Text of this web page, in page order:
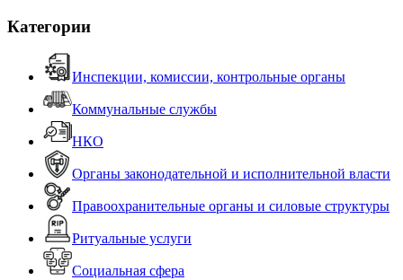
Категории
Инспекции, комиссии, контрольные органы
Коммунальные службы
НКО
Органы законодательной и исполнительной власти
Правоохранительные органы и силовые структуры
Ритуальные услуги
Социальная сфера